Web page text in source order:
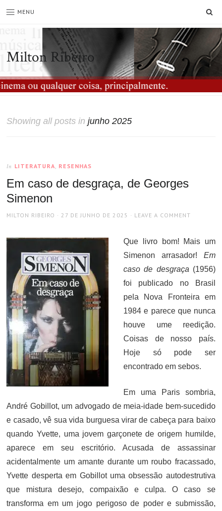
MENU
Milton Ribeiro
Showing all posts injunho 2025
In LITERATURA, RESENHAS
Em caso de desgraça, de Georges
Simenon
AUTHOR
MILTON RIBEIRO
POSTED
27 DE JUNHO DE 2025 LEAVE A COMMENT
Que livro bom! Mais um
Simenon arrasador! Em
caso de desgraça (1956)
foi publicado no Brasil
pela Nova Fronteira em
1984 e parece que nunca
houve ume reedição.
Coisas de nosso país.
Hoje só pode ser
encontrado em sebos.
Em uma Paris sombria,
André Gobillot, um advogado de meia-idade bem-sucedido
e casado, vê sua vida burguesa virar de cabeça para baixo
quando Yvette, uma jovem garçonete de origem humilde,
aparece em seu escritório. Acusada de assassinar
acidentalmente um amante durante um roubo fracassado,
Yvette desperta em Gobillot uma obsessão autodestrutiva
que mistura desejo, compaixão e culpa. O caso se
transforma em um jogo perigoso de poder e submissão,